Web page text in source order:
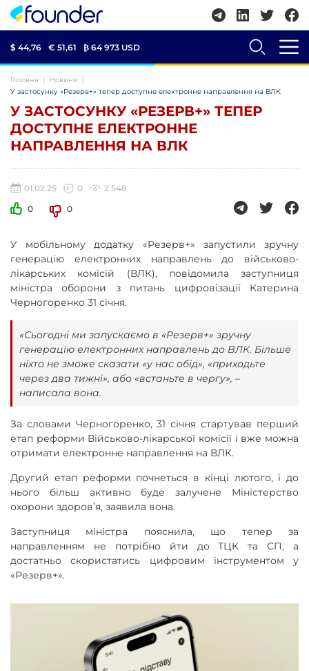
$ 44,76 € 51,61 ₿ 64 973 USD
Головна
Новини
У застосунку «Резерв+» тепер доступне електронне направлення на ВЛК
У ЗАСТОСУНКУ «РЕЗЕРВ+» ТЕПЕР
ДОСТУПНЕ ЕЛЕКТРОННЕ
НАПРАВЛЕННЯ НА ВЛК
01.02.25 0
2 548
0
0
У мобільному додатку «Резерв+» запустили зручну
генерацію електронних направлень до військово-
лікарських комісій (ВЛК), повідомила заступниця
міністра оборони з питань цифровізації Катерина
Черногоренко 31 січня.
«Сьогодні ми запускаємо в «Резерв+» зручну
генерацію електронних направлень до ВЛК. Більше
ніхто не зможе сказати «у нас обід», «приходьте
через два тижні», або «встаньте в чергу», –
написала вона.
За словами Черногоренко, 31 січня стартував перший
етап реформи Військово-лікарської комісії і вже можна
отримати електронне направлення на ВЛК.
Другий етап реформи почнеться в кінці лютого, і до
нього більш активно буде залучене Міністерство
охорони здоров’я, заявила вона.
Заступниця міністра пояснила, що тепер за
направленням не потрібно йти до ТЦК та СП, а
достатньо скористатись цифровим інструментом у
«Резерв+».